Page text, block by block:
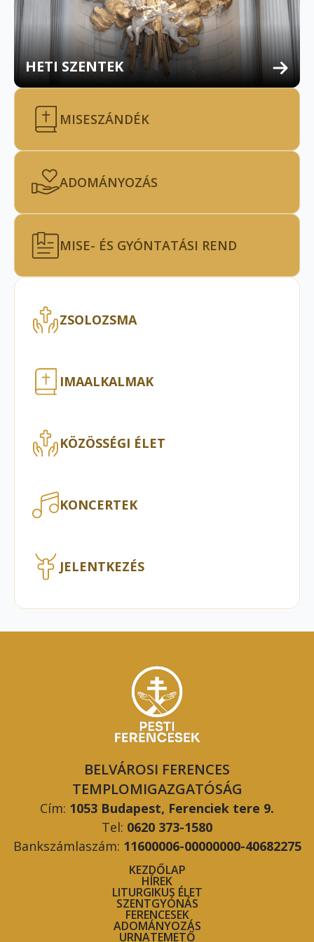
HETI SZENTEK
MISESZÁNDÉK
ADOMÁNYOZÁS
MISE- ÉS GYÓNTATÁSI REND
ZSOLOZSMA
IMAALKALMAK
KÖZÖSSÉGI ÉLET
KONCERTEK
JELENTKEZÉS
BELVÁROSI FERENCES
TEMPLOMIGAZGATÓSÁG
Cím: 1053 Budapest, Ferenciek tere 9.
Tel: 0620 373-1580
Bankszámlaszám: 11600006-00000000-40682275
KEZDŐLAP
HÍREK
LITURGIKUS ÉLET
SZENTGYÓNÁS
FERENCESEK
ADOMÁNYOZÁS
URNATEMETŐ